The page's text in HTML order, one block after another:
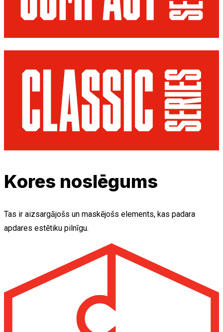
Kores noslēgums
Tas ir aizsargājošs un maskējošs elements, kas padara
apdares estētiku pilnīgu.